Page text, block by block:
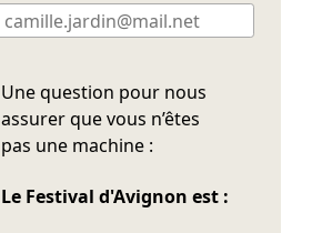
Une question pour nous
assurer que vous n’êtes
pas une machine :
Le Festival d'Avignon est :
Ne pas remplir